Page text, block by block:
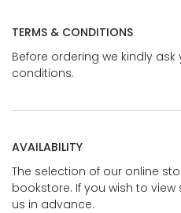
TERMS & CONDITIONS
Before ordering we kindly
conditions.
AVAILABILITY
The selection of our online
bookstore. If you wish to
us in advance.